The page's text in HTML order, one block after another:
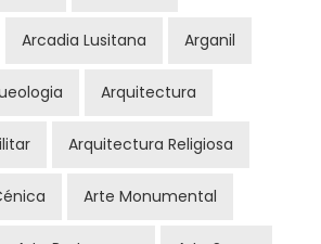
Arcadia Lusitana Arganil
Arquitectura
Arquitectura Religiosa
Arte Monumental